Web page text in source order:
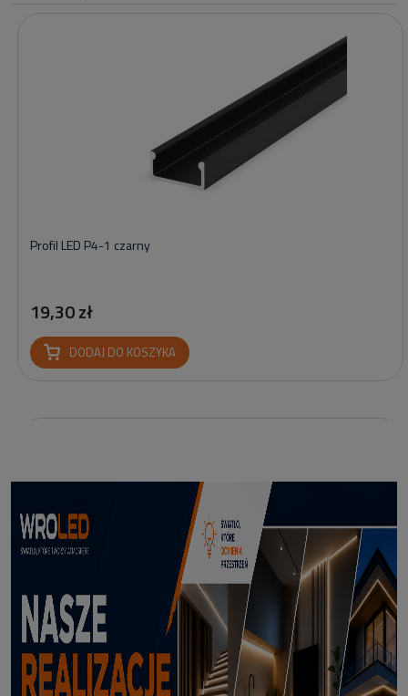
Profil LED P4-1 czarny
19,30 zł
DODAJ DO KOSZYKA
Reflektor Solarny Zewnętrzny LED z Bolcem Meillion 3000K